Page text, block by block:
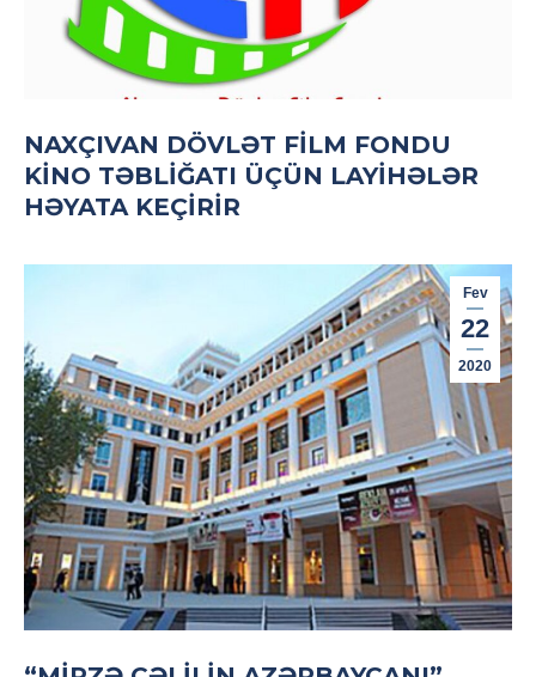
NAXÇIVAN DÖVLƏT FILM FONDU
KINO TƏBLIĞATI ÜÇÜN LAYIHƏLƏR
HƏYATA KEÇIRIR
Fev
22
2020